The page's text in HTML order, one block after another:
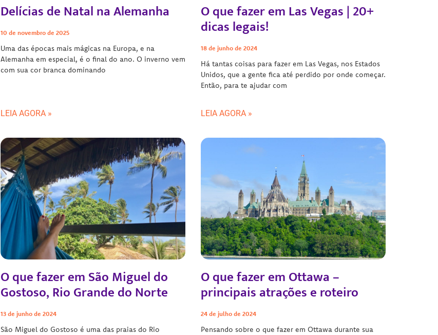
Delícias de Natal na Alemanha
10 de novembro de 2025
Uma das épocas mais mágicas na Europa, e na
Alemanha em especial, é o final do ano. O inverno vem
com sua cor branca dominando
LEIA AGORA »
O que fazer em Las Vegas | 20+
dicas legais!
18 de junho de 2024
Há tantas coisas para fazer em Las Vegas, nos Estados
Unidos, que a gente fica até perdido por onde começar.
Então, para te ajudar com
LEIA AGORA »
O que fazer em São Miguel do
Gostoso, Rio Grande do Norte
13 de junho de 2024
São Miguel do Gostoso é uma das praias do Rio
O que fazer em Ottawa –
principais atrações e roteiro
24 de julho de 2024
Pensando sobre o que fazer em Ottawa durante sua